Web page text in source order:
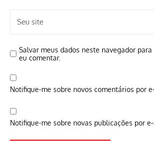
Salvar meus dados neste navegador
eu comentar.
Notifique-me sobre novos comentários por
Notifique-me sobre novas publicações por e-